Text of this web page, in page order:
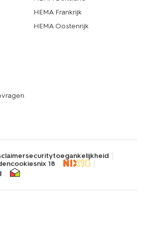
HEMA Frankrijk
HEMA Oostenrijk
securitytoegankelijkheid
cookiesnix 18